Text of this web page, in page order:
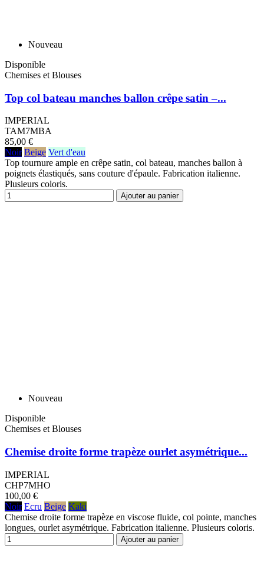
Nouveau
Disponible
Chemises et Blouses
Top col bateau manches ballon crêpe satin –...
IMPERIAL
TAM7MBA
85,00 €
Noir Beige Vert d'eau
Top tournure ample en crêpe satin, col bateau, manches ballon à
poignets élastiqués, sans couture d'épaule. Fabrication italienne.
Plusieurs coloris.
Ajouter au panier
Nouveau
Disponible
Chemises et Blouses
Chemise droite forme trapèze ourlet asymétrique...
IMPERIAL
CHP7MHO
100,00 €
Noir Ecru Beige Kaki
Chemise droite forme trapèze en viscose fluide, col pointe, manches
longues, ourlet asymétrique. Fabrication italienne. Plusieurs coloris.
Ajouter au panier